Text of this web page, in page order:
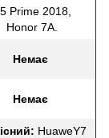
Prime 2018,
Honor 7A.
Немає
Немає
HuaweY7